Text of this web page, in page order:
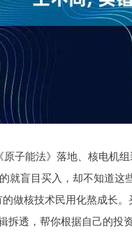
子能法》落地、核电机
就盲目买入，却不知道
做核技术民用化熬成长
透，帮你根据自己的投